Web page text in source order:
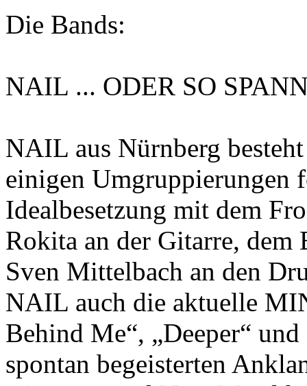
Die Bands:
NAIL ... ODER SO
NAIL aus Nürnberg
einigen Umgruppierungen
Idealbesetzung mit dem
Rokita an der Gitarre, dem
Sven Mittelbach an den
NAIL auch die aktuelle
Behind Me“, „Deeper“
spontan begeisterten